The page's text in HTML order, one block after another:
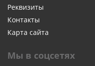
Реквизиты
Контакты
Карта сайта
Мы в соцсетях